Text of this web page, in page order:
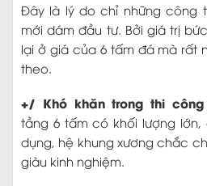
Đây là lý do chỉ những công
mới dám đầu tư. Bởi giá trị
lại ở giá của 6 tấm đá mà rất
theo.
+/ Khó khăn trong thi
tầng 6 tấm có khối lượng
dụng, hệ khung xương chắc
giàu kinh nghiệm.